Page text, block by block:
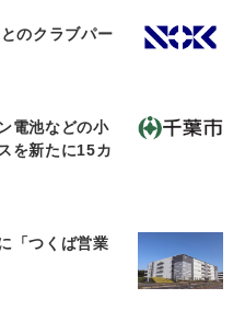
のクラブパー
電池などの小
を新たに15カ
「つくば営業